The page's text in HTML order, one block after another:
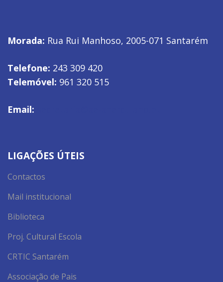
Morada: Rua Rui Manhoso, 2005-071 Santarém
Telefone: 243 309 420
Telemóvel: 961 320 515
Email:
LIGAÇÕES ÚTEIS
Contactos
Mail institucional
Biblioteca
Proj. Cultural Escola
CRTIC Santarém
Associação de Pais